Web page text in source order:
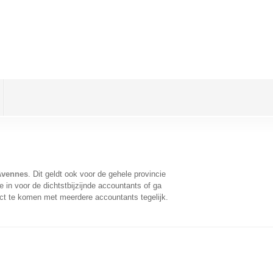
. Dit geldt ook voor de gehele provincie
in voor de dichtstbijzijnde accountants of ga
te komen met meerdere accountants tegelijk.